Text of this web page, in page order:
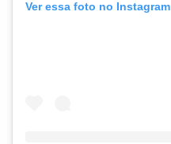
Ver essa foto no Instagram